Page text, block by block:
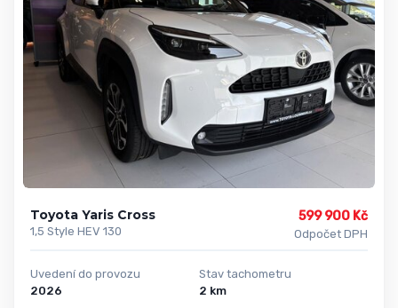
Toyota Yaris Cross
1,5 Style HEV 130
599 900 Kč
Odpočet DPH
Uvedení do provozu
2026
Stav tachometru
2 km